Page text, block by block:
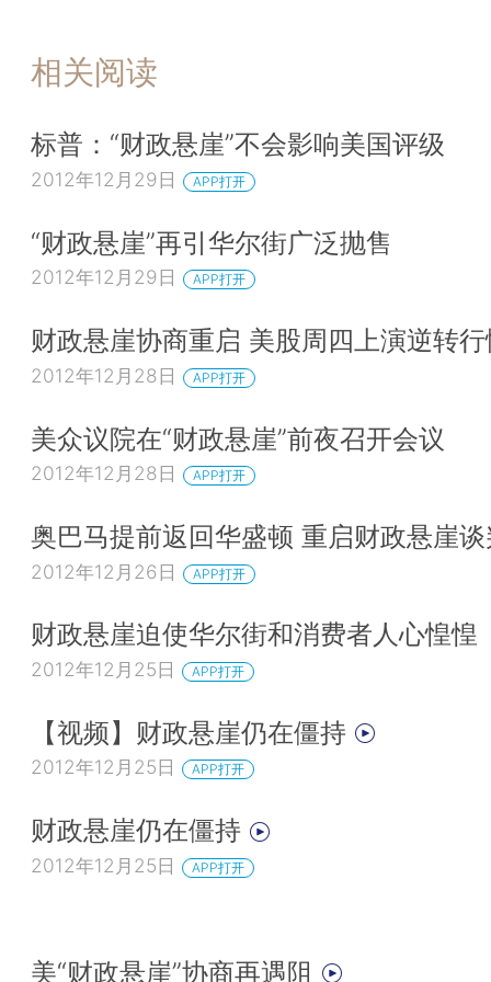
相关阅读
标普：“财政悬崖”不会影响美国评级
2012年12月29日 APP打开
“财政悬崖”再引华尔街广泛抛售
2012年12月29日 APP打开
财政悬崖协商重启 美股周四上演逆转
2012年12月28日 APP打开
美众议院在“财政悬崖”前夜召开会议
2012年12月28日 APP打开
奥巴马提前返回华盛顿 重启财政悬崖
2012年12月26日 APP打开
财政悬崖迫使华尔街和消费者人心惶惶
2012年12月25日 APP打开
【视频】财政悬崖仍在僵持
2012年12月25日 APP打开
财政悬崖仍在僵持
2012年12月25日 APP打开
美“财政悬崖”协商再遇阻